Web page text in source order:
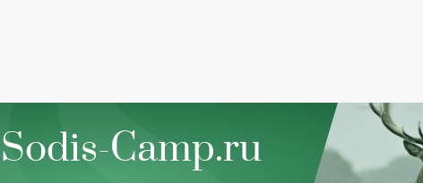
Sodis-Camp.ru